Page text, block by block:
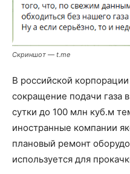
Скриншот — t.me
В российской
сокращение подачи газа
сутки до 100 млн куб.м
иностранные компании
плановый ремонт
используется для